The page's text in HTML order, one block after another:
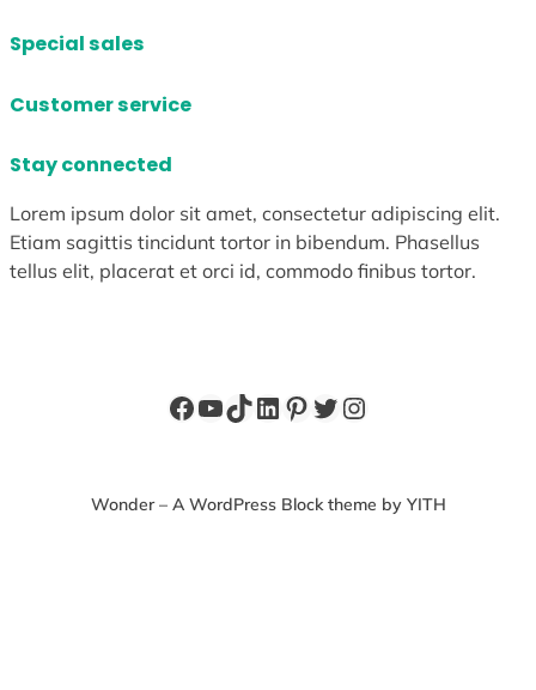
Special sales
Customer service
Stay connected
Lorem ipsum dolor sit amet, consectetur adipiscing elit.
Etiam sagittis tincidunt tortor in bibendum. Phasellus
tellus elit, placerat et orci id, commodo finibus tortor.
Facebook
YouTube
TikTok
LinkedIn
Pinterest
X Instagram
Wonder – A WordPress Block theme by YITH